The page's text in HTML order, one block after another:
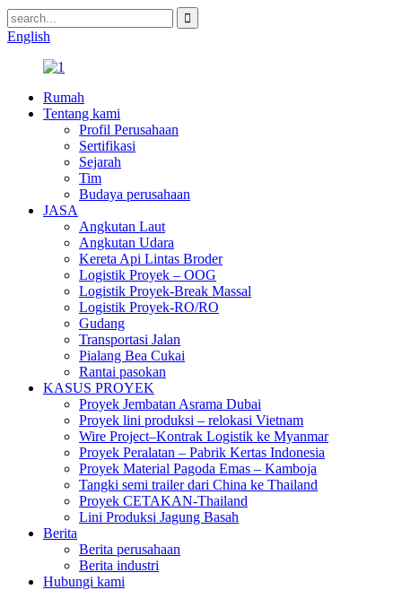
English
Rumah
Tentang kami
Profil Perusahaan
Sertifikasi
Sejarah
Tim
Budaya perusahaan
JASA
Angkutan Laut
Angkutan Udara
Kereta Api Lintas Broder
Logistik Proyek – OOG
Logistik Proyek-Break Massal
Logistik Proyek-RO/RO
Gudang
Transportasi Jalan
Pialang Bea Cukai
Rantai pasokan
KASUS PROYEK
Proyek Jembatan Asrama Dubai
Proyek lini produksi – relokasi Vietnam
Wire Project–Kontrak Logistik ke Myanmar
Proyek Peralatan – Pabrik Kertas Indonesia
Proyek Material Pagoda Emas – Kamboja
Tangki semi trailer dari China ke Thailand
Proyek CETAKAN-Thailand
Lini Produksi Jagung Basah
Berita
Berita perusahaan
Berita industri
Hubungi kami